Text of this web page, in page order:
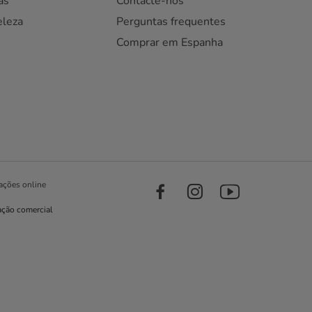
Perguntas frequentes
Comprar em Espanha
online
comercial